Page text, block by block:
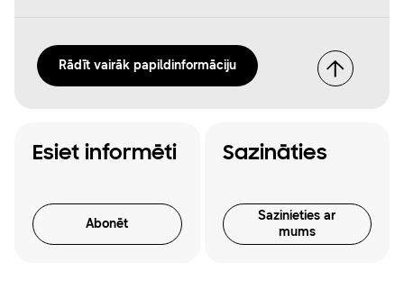
Rādīt vairāk papildinformāciju
Esiet informēti
Abonēt
Sazināties
Sazinieties ar
mums